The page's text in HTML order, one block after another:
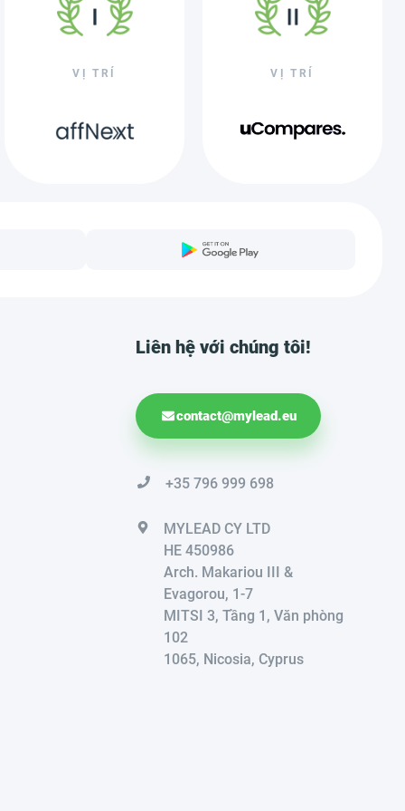
VỊ TRÍ VỊ TRÍ
Liên hệ với chúng tôi!
contact@mylead.eu
+35 796 999 698
MYLEAD CY LTD
HE 450986
Arch. Makariou III &
Evagorou, 1-7
MITSI 3, Tầng 1, Văn phòng
102
1065, Nicosia, Cyprus